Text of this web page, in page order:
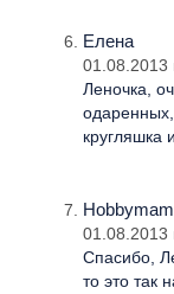
Елена
01.08.2013
Леночка,
кругляшка
01.08.2013
Спасибо,
то это так